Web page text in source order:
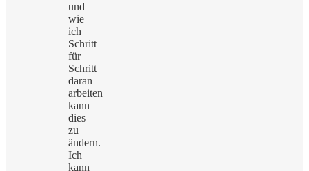
und
wie
ich
Schritt
für
Schritt
daran
arbeiten
kann
dies
zu
ändern.
Ich
kann